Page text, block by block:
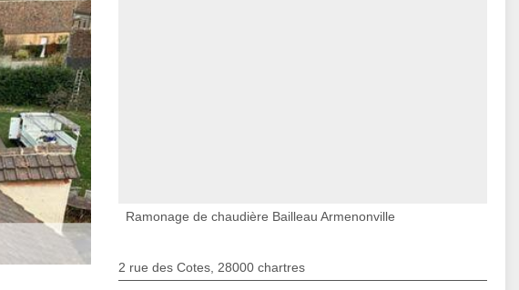
Ramonage de chaudière Bailleau Armenonville
2 rue des Cotes, 28000 chartres